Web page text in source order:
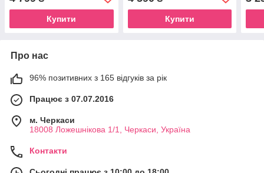
Купити Купити
Про нас
96% позитивних з 165 відгуків за рік
Працює з 07.07.2016
м. Черкаси
18008 Ложешнікова 1/1, Черкаси, Україна
Контакти